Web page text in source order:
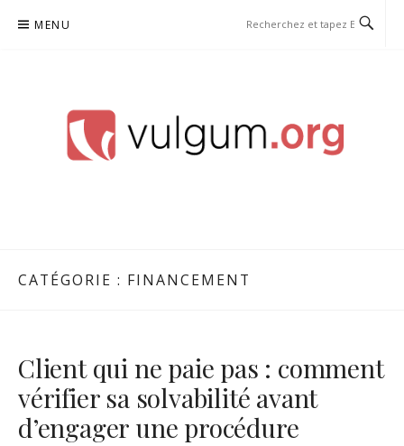
MENU
CATÉGORIE : FINANCEMENT
Client qui ne paie pas : comment
vérifier sa solvabilité avant
d’engager une procédure